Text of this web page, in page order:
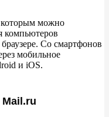
которым можно
компьютеров
браузере. Со смартфонов
мобильное
и iOS.